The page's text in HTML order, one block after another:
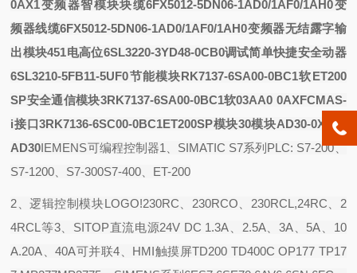
0AX1变频器智模块块缆6FX5012-5DN06-1AD0/1AF0/1AH0变
频器线缆6FX5012-5DN06-1AD0/1AF0/1AH0变频器无结露字输
出模块451电高位6SL3220-3YD48-0CB0调试简单快捷安全动器
6SL3210-5FB11-5UF0节能模块RK7137-6SA00-0BC1软ET200
SP安全通信模块3RK7137-6SA00-0BC1软03AA0 0AXFCMAS-
i接口3RK7136-6SC00-0BC1ET200SP模块30模块AD30-0XB03
AD30IEMENS可编程控制器1、SIMATIC S7系列PLC: S7-200、
S7-1200、S7-300S7-400、ET-200
2、逻辑控制模块LOGO!230RC、230RCO、230RCL,24RC、2
4RCL等3、SITOP直流电源24V DC 1.3A、2.5A、3A、5A、10
A.20A、40A可并联4、HMI触摸屏TD200 TD400C OP177 TP17